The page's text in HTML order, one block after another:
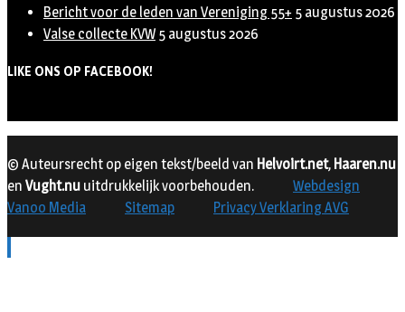
Bericht voor de leden van Vereniging 55+ 5 augustus 2026
Valse collecte KVW 5 augustus 2026
LIKE ONS OP FACEBOOK!
© Auteursrecht op eigen tekst/beeld van Helvoirt.net, Haaren.nu
en Vught.nu uitdrukkelijk voorbehouden.
Webdesign
Vanoo Media
Sitemap Privacy Verklaring AVG